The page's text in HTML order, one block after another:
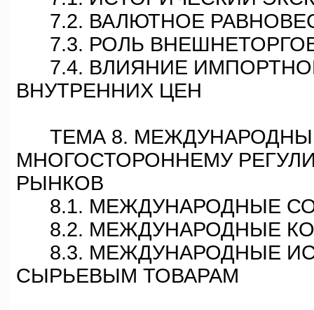
7.2. ВАЛЮТНОЕ
7.3. РОЛЬ
7.4. ВЛИЯНИЕ
ВНУТРЕННИХ ЦЕН
ТЕМА 8.
МНОГОСТОРОННЕМУ
РЫНКОВ
8.1. МЕЖДУНАРОДНЫЕ
8.2. МЕЖДУНАРОДНЫЕ
8.3. МЕЖДУНАРОДНЫЕ
СЫРЬЕВЫМ ТОВАРАМ